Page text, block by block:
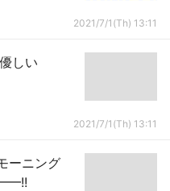
2021/7/1(Th) 13:11
しい
2021/7/1(Th) 13:11
ーニング